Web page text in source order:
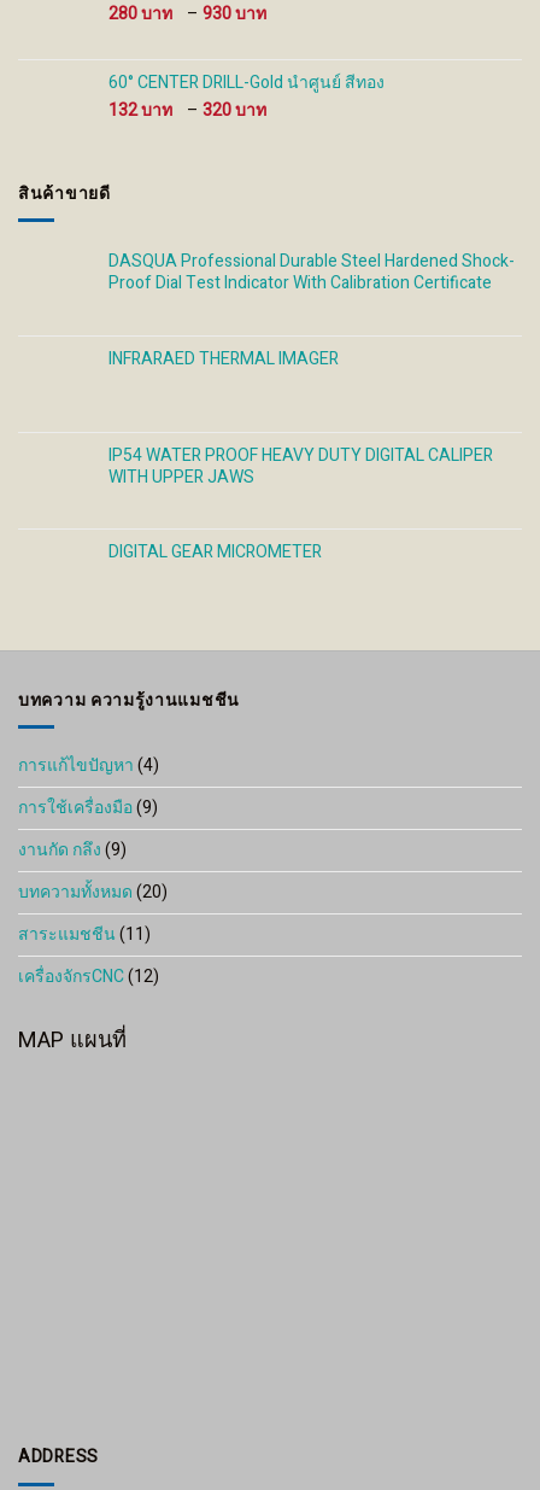
280
– 930
280 ฿
through
930 ฿
60° CENTER DRILL-Gold นำศูนย์ สีทอง
132
– 320
สินค้าขายดี
DASQUA Professional Durable Steel Hardened Shock-
Proof Dial Test Indicator With Calibration Certificate
INFRARAED THERMAL IMAGER
IP54 WATER PROOF HEAVY DUTY DIGITAL CALIPER
WITH UPPER JAWS
DIGITAL GEAR MICROMETER
บทความ ความรู้งานแมชชีน
การแก้ไขปัญหา(4)
การใช้เครื่องมือ(9)
งานกัด กลึง(9)
บทความทั้งหมด(20)
สาระแมชชีน(11)
เครื่องจักรCNC(12)
MAP แผนที่
ADDRESS